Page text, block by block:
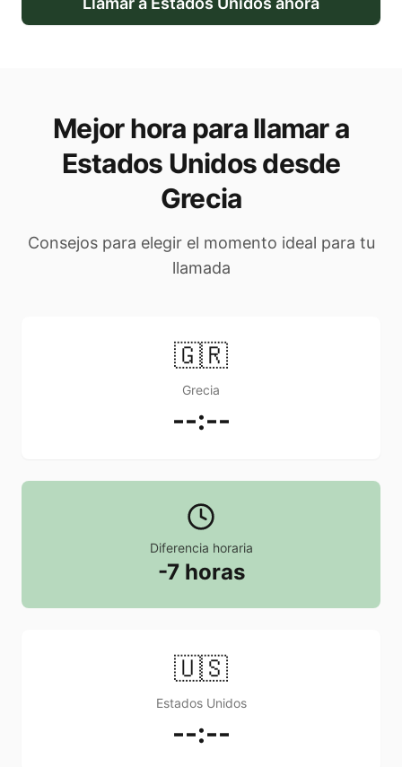
Mejor hora para llamar a
Estados Unidos desde
Grecia
Consejos para elegir el momento ideal para tu
llamada
🇬🇷
Grecia
--:--
Diferencia horaria
-7 horas
🇺🇸
Estados Unidos
--:--